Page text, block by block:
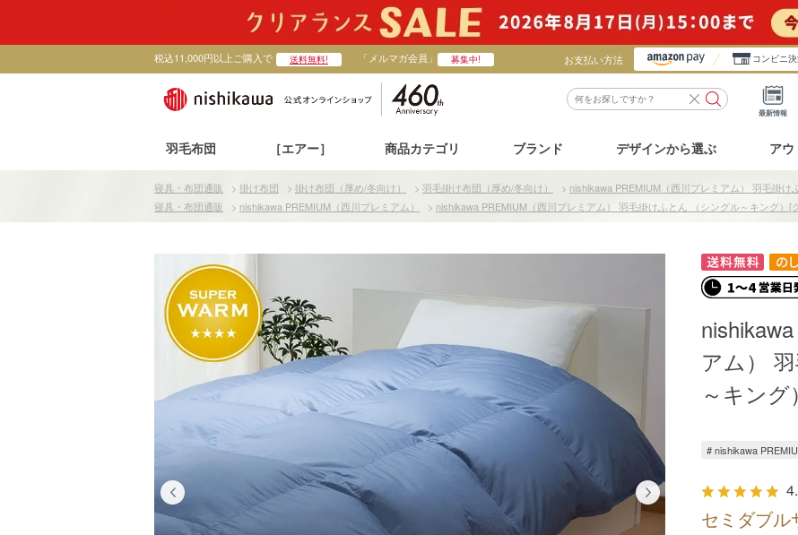
税込11,000円以上ご購入で 送料無料! 「メルマガ会員」 募集中! お支払い方法 コンビニ
最新情報
羽毛布団 ［エアー］ 商品カテゴリ ブランド デザインから選ぶ アウ
寝具・布団通販 > 掛け布団 > 掛け布団（厚め/冬向け） > 羽毛掛け布団（厚め/冬向け） > nishikawa PREMIUM（西川プレミアム） 羽毛掛
寝具・布団通販
> nishikawa PREMIUM（西川プレミアム） > nishikawa PREMIUM（西川プレミアム） 羽毛掛けふとん （シングル～キング）[
セミダブル
アム）
～キン
# nishikawa